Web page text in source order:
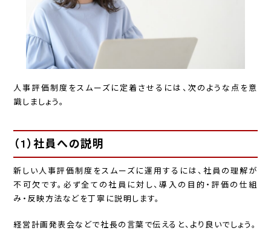
人事評価制度をスムーズに定着させるには、次のような点を意
識しましょう。
（1）社員への説明
新しい人事評価制度をスムーズに運用するには、社員の理解が
不可欠です。必ず全ての社員に対し、導入の目的・評価の仕組
み・反映方法などを丁寧に説明します。
経営計画発表会などで社長の言葉で伝えると、より良いでしょう。